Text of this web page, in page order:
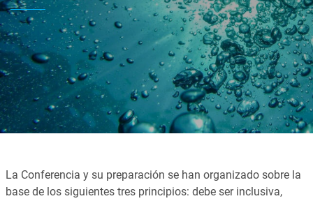
La Conferencia y su preparación se han organizado sobre la
base de los siguientes tres principios: debe ser inclusiva,